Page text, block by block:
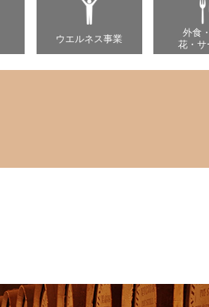
ウエルネス事業
外食
花・サ